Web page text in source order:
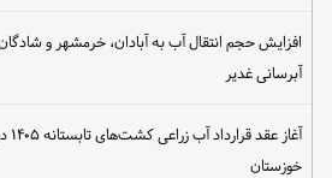
افزایش حجم انتقال آب به آبادان، خرمشهر و
آبرسانی غدیر
آغاز عقد
خوزستان